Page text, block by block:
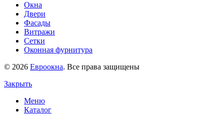
Окна
Двери
Фасады
Витражи
Сетки
Оконная фурнитура
© 2026 Евроокна. Все права защищены
Закрыть
Меню
Каталог